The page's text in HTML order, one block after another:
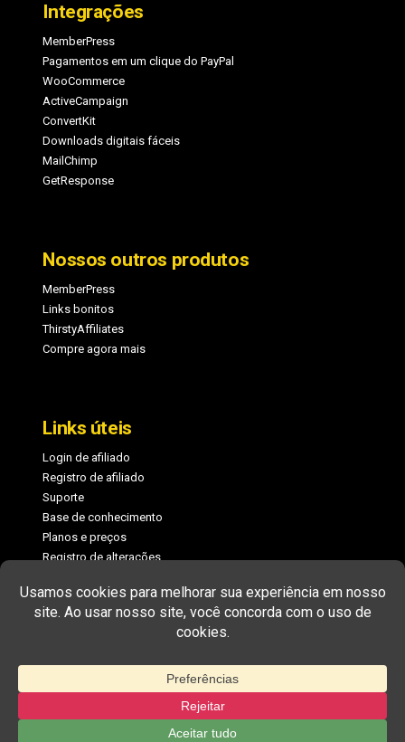
Integrações
MemberPress
Pagamentos em um clique do PayPal
WooCommerce
ActiveCampaign
ConvertKit
Downloads digitais fáceis
MailChimp
GetResponse
Nossos outros produtos
MemberPress
Links bonitos
ThirstyAffiliates
Compre agora mais
Links úteis
Login de afiliado
Registro de afiliado
Suporte
Base de conhecimento
Planos e preços
Registro de alterações
COPYRIGHT © 2026 MEMBERPRESS, LLC. TODOS OS DIREITOS
RESERVADOS.